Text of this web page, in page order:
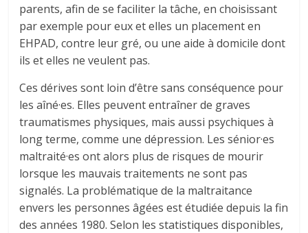
parents, afin de se faciliter la tâche, en choisissant
par exemple pour eux et elles un placement en
EHPAD, contre leur gré, ou une aide à domicile dont
ils et elles ne veulent pas.
Ces dérives sont loin d’être sans conséquence pour
les aîné·es. Elles peuvent entraîner de graves
traumatismes physiques, mais aussi psychiques à
long terme, comme une dépression. Les sénior·es
maltraité·es ont alors plus de risques de mourir
lorsque les mauvais traitements ne sont pas
signalés. La problématique de la maltraitance
envers les personnes âgées est étudiée depuis la fin
des années 1980. Selon les statistiques disponibles,